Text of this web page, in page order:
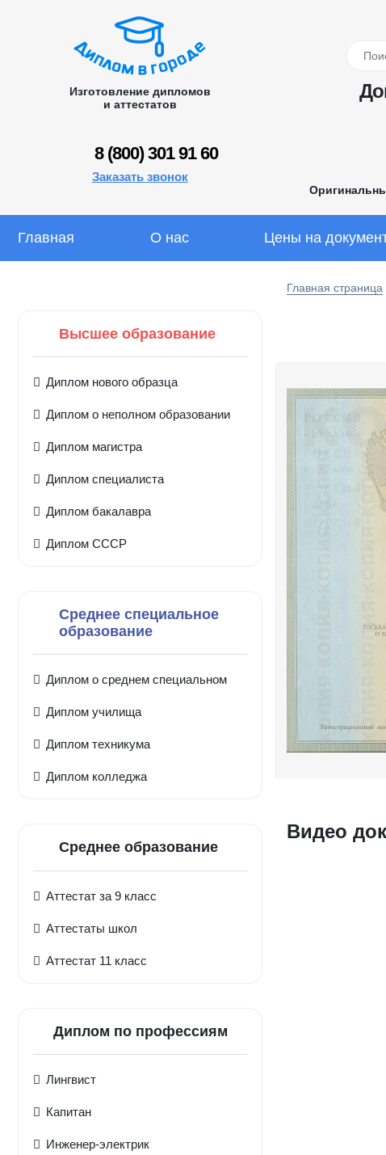
Изготовление дипломов
и аттестатов
8 (800) 301 91 60
Заказать звонок
Главная О нас Цены на
Главная страница
Высшее образование
Диплом нового образца
Диплом о неполном образовании
Диплом магистра
Диплом специалиста
Диплом бакалавра
Диплом СССР
Среднее специальное
образование
Диплом о среднем специальном
Диплом училища
Диплом техникума
Диплом колледжа
Среднее образование
Аттестат за 9 класс
Аттестаты школ
Аттестат 11 класс
Диплом по профессиям
Лингвист
Капитан
Инженер-электрик
Видео